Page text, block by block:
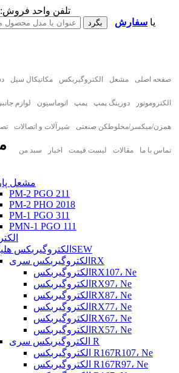
تلفن واحد فروش: 77615087 - 77615088
یا سفارش
صفحه اصلی مشعل الکتروگیربکس مکانیکال سیل
الکتروموتور دوزینگ پمپ پمپ اتوماسیون لوازم
همزن/میکسر/مخلوطکن صنعتی شیرآلات و اتصالات
تماس با ما مقالات لیست قیمت اخبار سبد من
مشعل
PM-2 PGO 211
PM-2 PHO 2018
PM-1 PGO 311
PMN-1 PGO 111
الکتروگیربکس هلیکالSEW
الکتروگیربکس سریRX
الکتروگیربکسRX107، Ne
الکتروگیربکسRX97، Ne
الکتروگیربکسRX87، Ne
الکتروگیربکسRX77، Ne
الکتروگیربکسRX67، Ne
الکتروگیربکسRX57، Ne
الکتروگیربکس سری R
الکتروگیربکس R167R107، Ne
الکتروگیربکس R167R97، Ne